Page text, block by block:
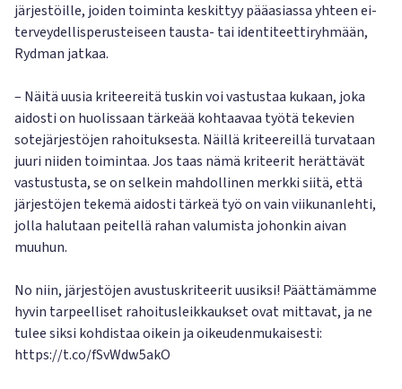
järjestöille, joiden toiminta keskittyy pääasiassa yhteen ei-
terveydellisperusteiseen tausta- tai identiteettiryhmään,
Rydman jatkaa.
– Näitä uusia kriteereitä tuskin voi vastustaa kukaan, joka
aidosti on huolissaan tärkeää kohtaavaa työtä tekevien
sotejärjestöjen rahoituksesta. Näillä kriteereillä turvataan
juuri niiden toimintaa. Jos taas nämä kriteerit herättävät
vastustusta, se on selkein mahdollinen merkki siitä, että
järjestöjen tekemä aidosti tärkeä työ on vain viikunanlehti,
jolla halutaan peitellä rahan valumista johonkin aivan
muuhun.
No niin, järjestöjen avustuskriteerit uusiksi! Päättämämme
hyvin tarpeelliset rahoitusleikkaukset ovat mittavat, ja ne
tulee siksi kohdistaa oikein ja oikeudenmukaisesti:
https://t.co/fSvWdw5akO